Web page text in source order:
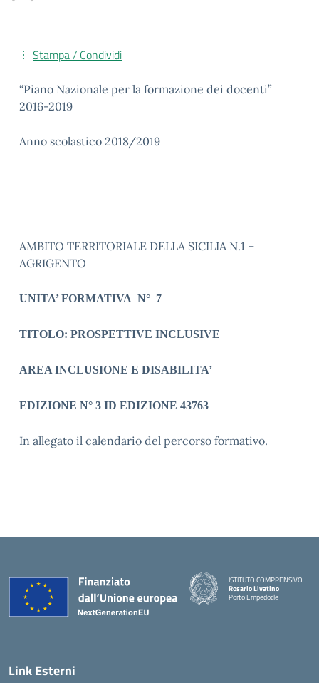
Stampa / Condividi
“Piano Nazionale per la formazione dei docenti”
2016-2019
Anno scolastico 2018/2019
AMBITO TERRITORIALE DELLA SICILIA N.1 –
AGRIGENTO
UNITA’ FORMATIVA N° 7
TITOLO: PROSPETTIVE INCLUSIVE
AREA INCLUSIONE E DISABILITA’
EDIZIONE N° 3 ID EDIZIONE 43763
In allegato il calendario del percorso formativo.
ISTITUTO COMPRENSIVO
Rosario Livatino
Porto Empedocle
Link Esterni